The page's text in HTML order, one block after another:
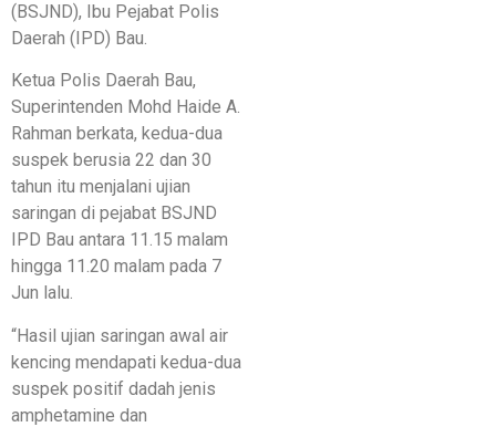
(BSJND), Ibu Pejabat Polis
Daerah (IPD) Bau.
Ketua Polis Daerah Bau,
Superintenden Mohd Haide A.
Rahman berkata, kedua-dua
suspek berusia 22 dan 30
tahun itu menjalani ujian
saringan di pejabat BSJND
IPD Bau antara 11.15 malam
hingga 11.20 malam pada 7
Jun lalu.
“Hasil ujian saringan awal air
kencing mendapati kedua-dua
suspek positif dadah jenis
amphetamine dan